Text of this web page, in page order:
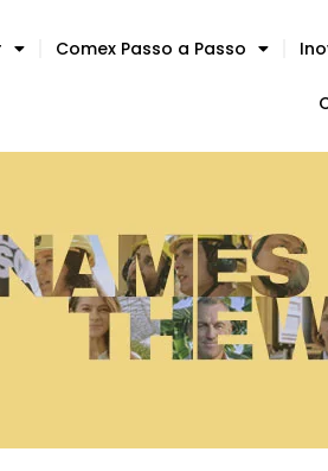
Comex Passo a Passo